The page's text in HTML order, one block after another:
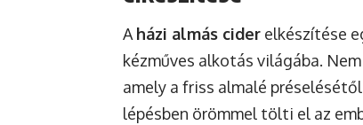
A házi almás cider elkészítése
kézműves alkotás világába.
amely a friss almalé
lépésben örömmel tölti el az